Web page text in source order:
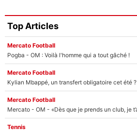
Top Articles
Mercato Football
Pogba - OM : Voilà l'homme qui a tout gâché !
Mercato Football
Kylian Mbappé, un transfert obligatoire cet été ?
Mercato Football
Tennis